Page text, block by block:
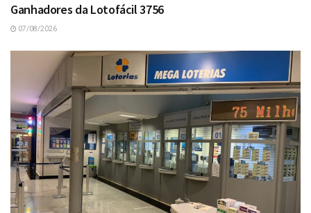
Ganhadores da Lotofácil 3756
07/08/2026